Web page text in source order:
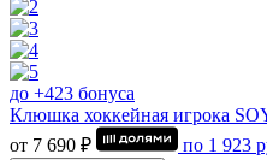
до +423 бонуса
Клюшка хоккейная игрока
от 7 690 ₽
по 1 923